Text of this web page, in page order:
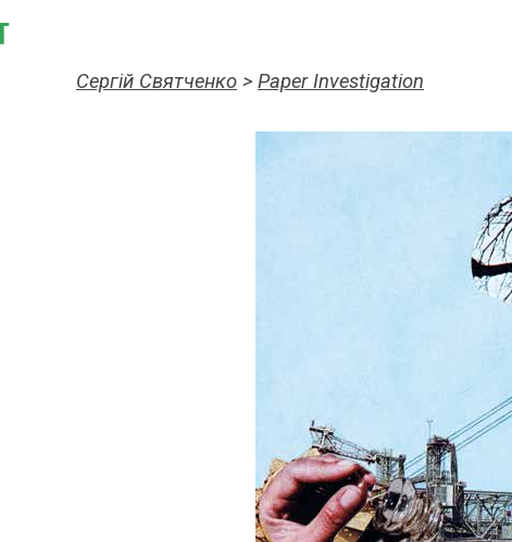
Сергій Святченко > Paper Investigation